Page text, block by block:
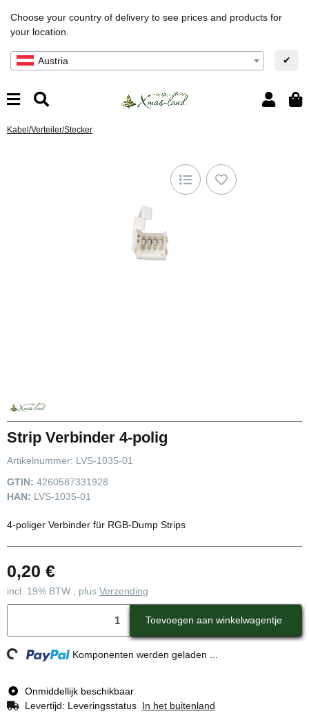
Choose your country of delivery to see prices and products for
your location.
Austria ✔
Kabel/Verteiler/Stecker
Strip Verbinder 4-polig
Artikelnummer: LVS-1035-01
GTIN: 4260587331928
HAN: LVS-1035-01
4-poliger Verbinder für RGB-Dump Strips
0,20 €
incl. 19% BTW , plus Verzending
Toevoegen aan winkelwagentje
Komponenten werden geladen ...
Onmiddellijk beschikbaar
Levertijd: Leveringsstatus In het buitenland